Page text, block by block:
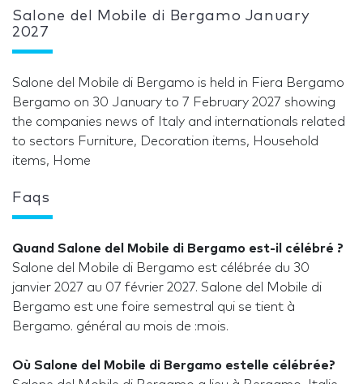
Salone del Mobile di Bergamo January
2027
Salone del Mobile di Bergamo is held in Fiera Bergamo
Bergamo on 30 January to 7 February 2027 showing
the companies news of Italy and internationals related
to sectors Furniture, Decoration items, Household
items, Home
Faqs
Quand Salone del Mobile di Bergamo est-il célébré ?
Salone del Mobile di Bergamo est célébrée du 30
janvier 2027 au 07 février 2027. Salone del Mobile di
Bergamo est une foire semestral qui se tient à
Bergamo. général au mois de :mois.
Où Salone del Mobile di Bergamo estelle célébrée?